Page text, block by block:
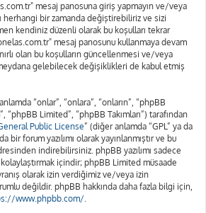
mesaj panosuna giriş yapmayın ve/veya
herhangi bir zamanda değiştirebiliriz ve sizi
kendiniz düzenli olarak bu koşulları tekrar
mesaj panosunu kullanmaya devam
olan bu koşulların güncellenmesi ve/veya
gelebilecek değişiklikleri de kabul etmiş
“onlar”, “onlara”, “onların”, “phpBB
“phpBB Limited”, “phpBB Takımları”) tarafından
Public License” (diğer anlamda “GPL” ya da
bir forum yazılımı olarak yayınlanmıştır ve bu
indirebilirsiniz. phpBB yazılımı sadece
içindir; phpBB Limited müsaade
olarak izin verdiğimiz ve/veya izin
değildir. phpBB hakkında daha fazla bilgi için,
www.phpbb.com/.